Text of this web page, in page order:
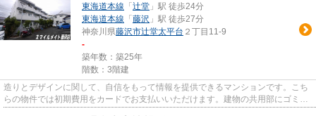
東海道本線 「 辻堂 」駅 徒歩24分
東海道本線 「 藤沢 」駅 徒歩27分
神奈川県藤沢市辻堂太平台 ２丁目11-9
-
築年数：築25年
階数：3階建
造りとデザインに関して、自信をもって情報を提供できるマンションです。こち
らの物件では初期費用をカードでお支払いいただけます。建物の共用部にゴミ置